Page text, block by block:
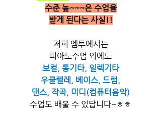
수준 높~~~은 수업을
받게 된다는 사실!!
저희 엠투에서는
피아노수업 외에도
보컬, 통기타, 일렉기타
우쿨렐레, 베이스, 드럼,
댄스, 작곡, 미디(컴퓨터음악)
수업도 배울 수 있답니다~ㅎㅎ